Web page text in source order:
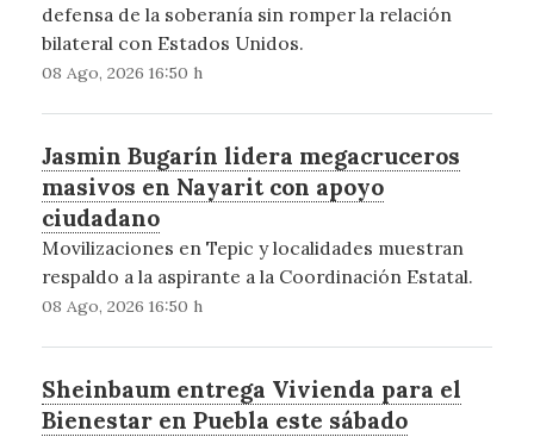
defensa de la soberanía sin romper la relación
bilateral con Estados Unidos.
08 Ago, 2026 16:50 h
Jasmin Bugarín lidera megacruceros
masivos en Nayarit con apoyo
ciudadano
Movilizaciones en Tepic y localidades muestran
respaldo a la aspirante a la Coordinación Estatal.
08 Ago, 2026 16:50 h
Sheinbaum entrega Vivienda para el
Bienestar en Puebla este sábado